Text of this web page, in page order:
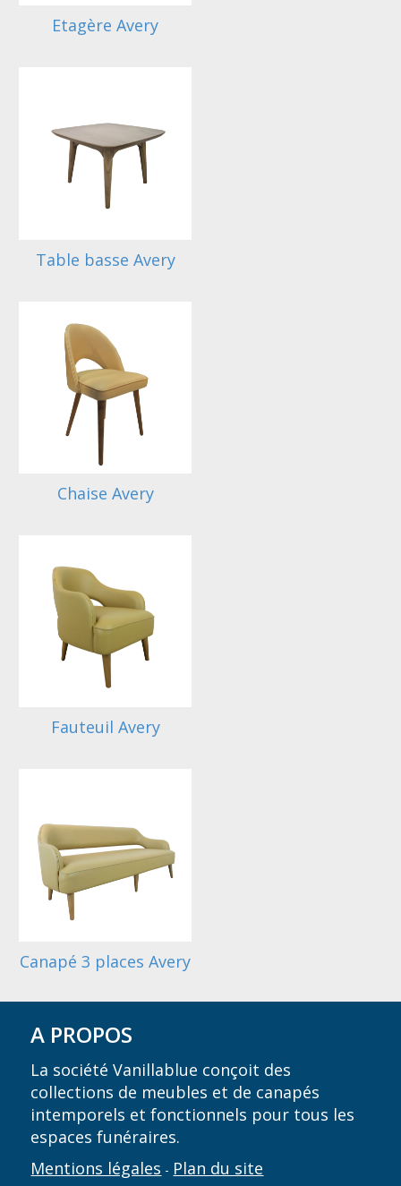
Etagère Avery
Table basse Avery
Chaise Avery
Fauteuil Avery
Canapé 3 places Avery
A PROPOS
La société Vanillablue conçoit des
collections de meubles et de canapés
intemporels et fonctionnels pour tous les
espaces funéraires.
Mentions légales - Plan du site